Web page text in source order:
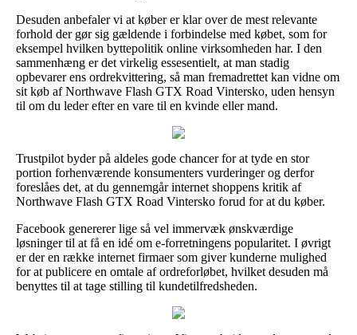
Desuden anbefaler vi at køber er klar over de mest relevante
forhold der gør sig gældende i forbindelse med købet, som for
eksempel hvilken byttepolitik online virksomheden har. I den
sammenhæng er det virkelig essesentielt, at man stadig
opbevarer ens ordrekvittering, så man fremadrettet kan vidne om
sit køb af Northwave Flash GTX Road Vintersko, uden hensyn
til om du leder efter en vare til en kvinde eller mand.
Trustpilot byder på aldeles gode chancer for at tyde en stor
portion forhenværende konsumenters vurderinger og derfor
foreslåes det, at du gennemgår internet shoppens kritik af
Northwave Flash GTX Road Vintersko forud for at du køber.
Facebook genererer lige så vel immervæk ønskværdige
løsninger til at få en idé om e-forretningens popularitet. I øvrigt
er der en række internet firmaer som giver kunderne mulighed
for at publicere en omtale af ordreforløbet, hvilket desuden må
benyttes til at tage stilling til kundetilfredsheden.